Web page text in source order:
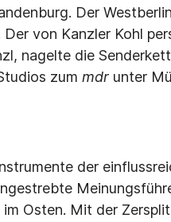
Der
von Kanzler Kohl
nagelte die
zum mdr unter
der
Osten. Mit der